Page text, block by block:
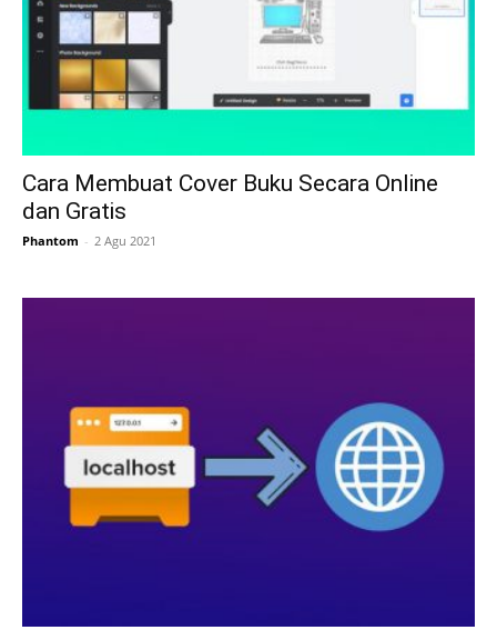
Cara Membuat Cover Buku Secara Online
dan Gratis
Phantom - 2 Agu 2021